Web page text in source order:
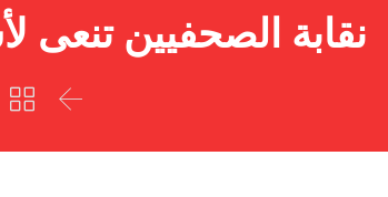
نقابة الصحفيين تنعى

